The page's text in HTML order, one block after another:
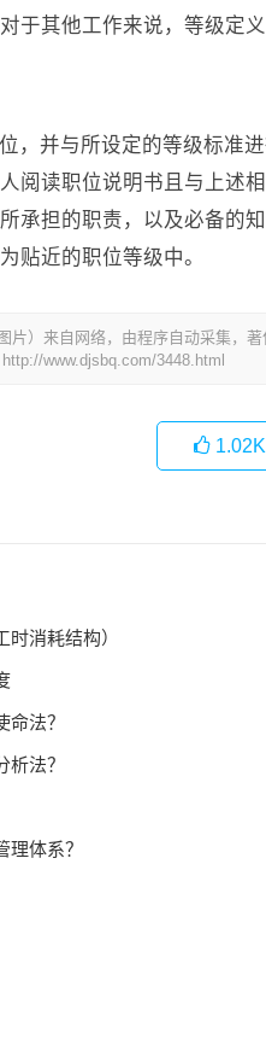
于其他工作来说，等级定
，并与所设定的等级标准
阅读职位说明书且与上述
承担的职责，以及必备的
贴近的职位等级中。
片）来自网络，由程序自动采集，
www.djsbq.com/3448.html
1.02K
消耗结构）
法？
法？
体系？